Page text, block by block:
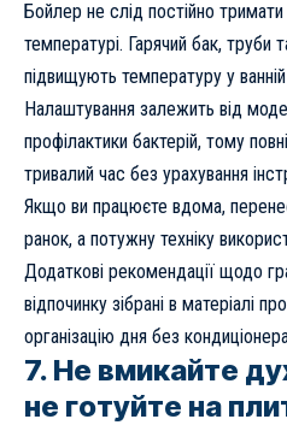
Бойлер не слід постійно
температурі. Гарячий бак, труби
підвищують температуру у ванній
Налаштування залежить від
профілактики бактерій, тому
тривалий час без урахування
Якщо ви працюєте вдома,
ранок, а потужну техніку
Додаткові рекомендації щодо
відпочинку зібрані в матеріалі
організацію дня без
7. Не вмикайте
не готуйте на